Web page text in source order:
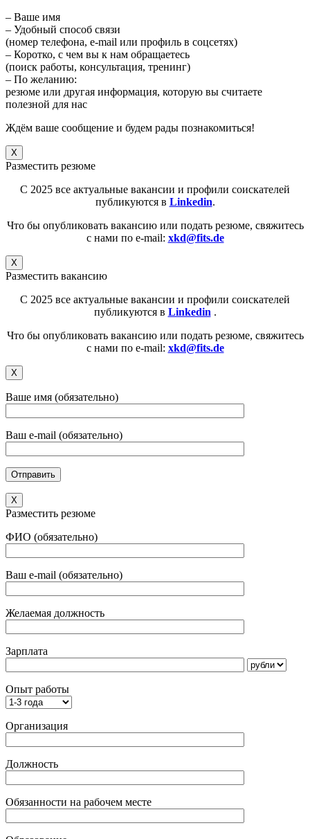
– Ваше имя
– Удобный способ связи
(номер телефона, e-mail или профиль в соцсетях)
– Коротко, с чем вы к нам обращаетесь
(поиск работы, консультация, тренинг)
– По желанию:
резюме или другая информация, которую вы считаете
полезной для нас
Ждём ваше сообщение и будем рады познакомиться!
X
Разместить резюме
C 2025 все актуальные вакансии и профили соискателей
публикуются в Linkedin.
Что бы опубликовать вакансию или подать резюме, свяжитесь
с нами по e-mail: xkd@fits.de
X
Разместить вакансию
C 2025 все актуальные вакансии и профили соискателей
публикуются в Linkedin .
Что бы опубликовать вакансию или подать резюме, свяжитесь
с нами по e-mail: xkd@fits.de
X
Ваше имя (обязательно)
Ваш e-mail (обязательно)
X
Разместить резюме
ФИО (обязательно)
Ваш e-mail (обязательно)
Желаемая должность
Зарплата
Опыт работы
Организация
Должность
Обязанности на рабочем месте